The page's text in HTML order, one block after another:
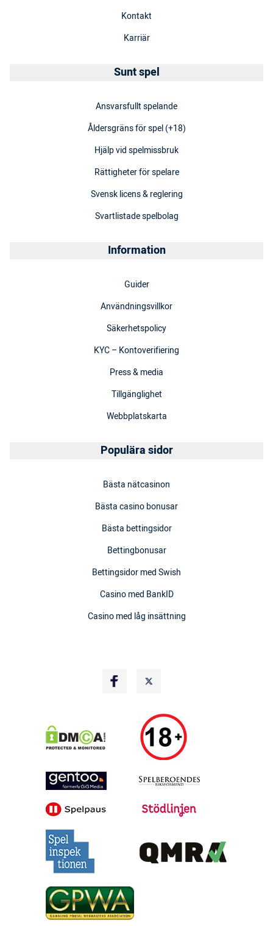
Kontakt
Karriär
Sunt spel
Ansvarsfullt spelande
Åldersgräns för spel (+18)
Hjälp vid spelmissbruk
Rättigheter för spelare
Svensk licens & reglering
Svartlistade spelbolag
Information
Guider
Användningsvillkor
Säkerhetspolicy
KYC – Kontoverifiering
Press & media
Tillgänglighet
Webbplatskarta
Populära sidor
Bästa nätcasinon
Bästa casino bonusar
Bästa bettingsidor
Bettingbonusar
Bettingsidor med Swish
Casino med BankID
Casino med låg insättning